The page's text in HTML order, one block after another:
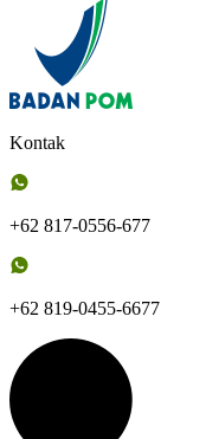
Kontak
+62 817-0556-677
+62 819-0455-6677